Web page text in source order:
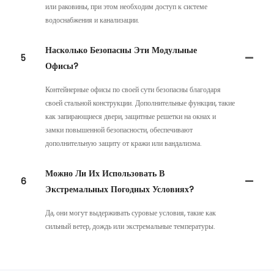
или раковины, при этом необходим доступ к системе
водоснабжения и канализации.
5
Насколько Безопасны Эти Модульные
Офисы?
Контейнерные офисы по своей сути безопасны благодаря
своей стальной конструкции. Дополнительные функции, такие
как запирающиеся двери, защитные решетки на окнах и
замки повышенной безопасности, обеспечивают
дополнительную защиту от кражи или вандализма.
6
Можно Ли Их Использовать В
Экстремальных Погодных Условиях?
Да, они могут выдерживать суровые условия, такие как
сильный ветер, дождь или экстремальные температуры.